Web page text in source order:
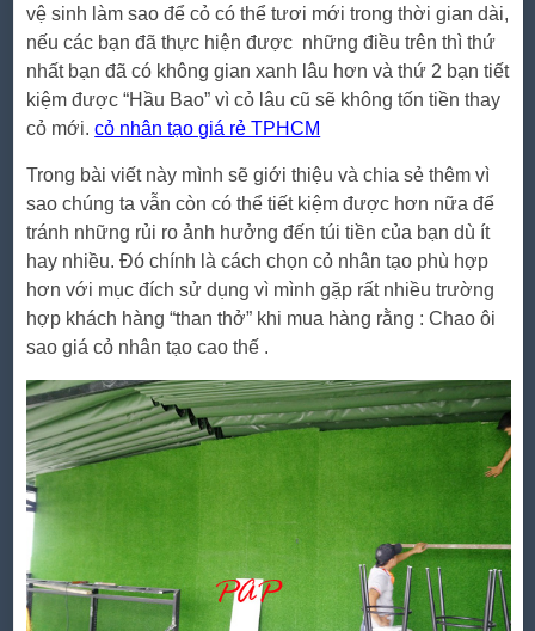
vệ sinh làm sao để cỏ có thể tươi mới trong thời gian dài,
nếu các bạn đã thực hiện được những điều trên thì thứ
nhất bạn đã có không gian xanh lâu hơn và thứ 2 bạn tiết
kiệm được “Hầu Bao” vì cỏ lâu cũ sẽ không tốn tiền thay
cỏ mới.cỏ nhân tạo giá rẻ TPHCM
Trong bài viết này mình sẽ giới thiệu và chia sẻ thêm vì
sao chúng ta vẫn còn có thể tiết kiệm được hơn nữa để
tránh những rủi ro ảnh hưởng đến túi tiền của bạn dù ít
hay nhiều. Đó chính là cách chọn cỏ nhân tạo phù hợp
hơn với mục đích sử dụng vì mình gặp rất nhiều trường
hợp khách hàng “than thở” khi mua hàng rằng : Chao ôi
sao giá cỏ nhân tạo cao thế .